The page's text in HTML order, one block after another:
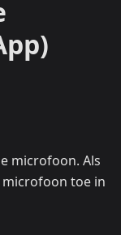
microfoon. Als
toe in